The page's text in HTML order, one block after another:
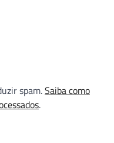
spam.Saiba como
.